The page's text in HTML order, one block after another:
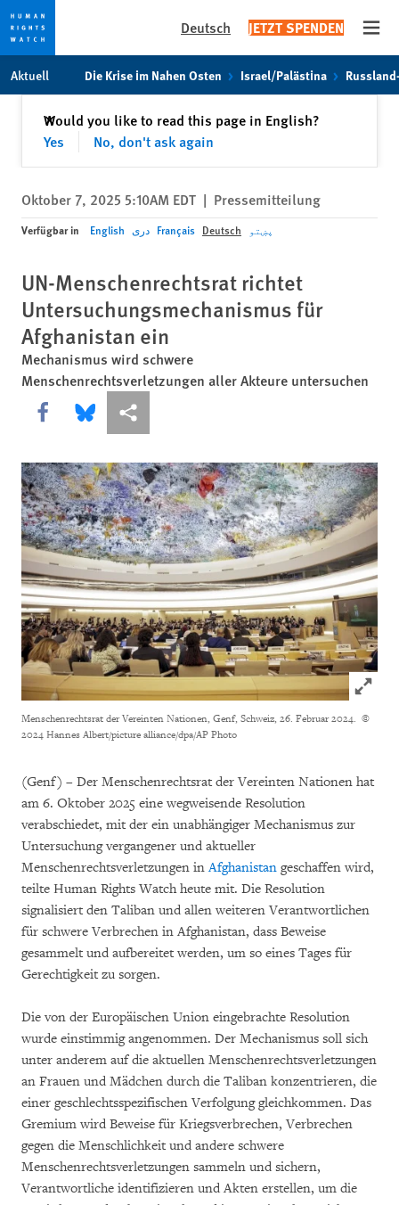
Skip
to
Skip
to
content
Deutsch JETZT SPENDEN
Aktuell Die Krise im Nahen Osten Israel/Palästina
Would you like to read this page in English?
Yes
No, don't ask again
✕Schließen
Oktober 7, 2025 5:10AM EDT | Pressemitteilung
Verfügbar in English دری Français Deutsch پښتو
UN-Menschenrechtsrat richtet
Untersuchungsmechanismus für
Afghanistan ein
Mechanismus wird schwere
Menschenrechtsverletzungen aller Akteure untersuchen
Share this via Facebook
Share this via Bluesky
More sharing options
Click to
Menschenrechtsrat der Vereinten Nationen, Genf, Schweiz, 26. Februar 2024. ©
2024 Hannes Albert/picture alliance/dpa/AP Photo
(Genf) – Der Menschenrechtsrat der Vereinten Nationen hat
am 6. Oktober 2025 eine wegweisende Resolution
verabschiedet, mit der ein unabhängiger Mechanismus zur
Untersuchung vergangener und aktueller
Menschenrechtsverletzungen inAfghanistan geschaffen wird,
teilte Human Rights Watch heute mit. Die Resolution
signalisiert den Taliban und allen weiteren Verantwortlichen
für schwere Verbrechen in Afghanistan, dass Beweise
gesammelt und aufbereitet werden, um so eines Tages für
Gerechtigkeit zu sorgen.
Die von der Europäischen Union eingebrachte Resolution
wurde einstimmig angenommen. Der Mechanismus soll sich
unter anderem auf die aktuellen Menschenrechtsverletzungen
an Frauen und Mädchen durch die Taliban konzentrieren, die
einer geschlechtsspezifischen Verfolgung gleichkommen. Das
Gremium wird Beweise für Kriegsverbrechen, Verbrechen
gegen die Menschlichkeit und andere schwere
Menschenrechtsverletzungen sammeln und sichern,
Verantwortliche identifizieren und Akten erstellen, um die